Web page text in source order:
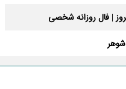
شدن